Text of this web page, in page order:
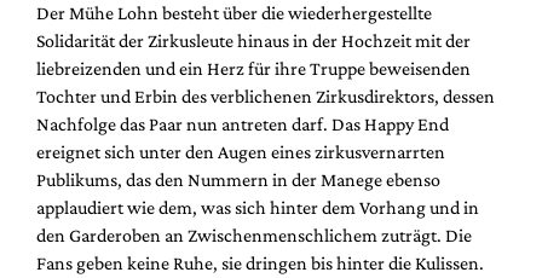
Der Mühe Lohn besteht über die wiederhergestellte
Solidarität der Zirkusleute hinaus in der Hochzeit mit der
liebreizenden und ein Herz für ihre Truppe beweisenden
Tochter und Erbin des verblichenen Zirkusdirektors, dessen
Nachfolge das Paar nun antreten darf. Das Happy End
ereignet sich unter den Augen eines zirkusvernarrten
Publikums, das den Nummern in der Manege ebenso
applaudiert wie dem, was sich hinter dem Vorhang und in
den Garderoben an Zwischenmenschlichem zuträgt. Die
Fans geben keine Ruhe, sie dringen bis hinter die Kulissen.